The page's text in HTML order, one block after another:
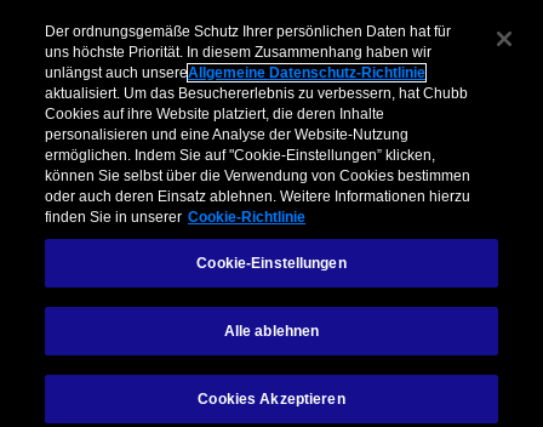
Global Services
Der ordnungsgemäße Schutz Ihrer persönlichen Daten hat für
uns höchste Priorität. In diesem Zusammenhang haben wir
unlängst auch unsereAllgemeine Datenschutz-Richtlinie
aktualisiert. Um das Besuchererlebnis zu verbessern, hat Chubb
Cookies auf ihre Website platziert, die deren Inhalte
personalisieren und eine Analyse der Website-Nutzung
ermöglichen. Indem Sie auf "Cookie-Einstellungen” klicken,
können Sie selbst über die Verwendung von Cookies bestimmen
oder auch deren Einsatz ablehnen. Weitere Informationen hierzu
finden Sie in unserer Cookie-Richtlinie
Cookie-Einstellungen
Alle ablehnen
Cookies Akzeptieren